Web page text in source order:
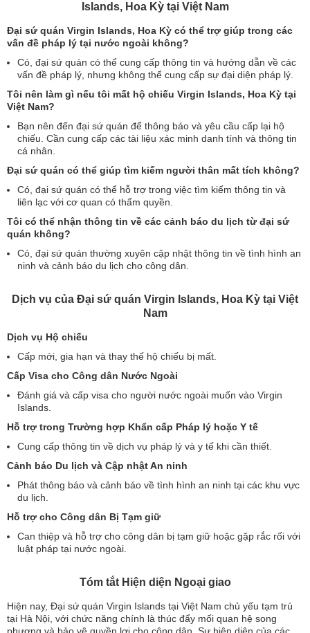
Islands, Hoa Kỳ tại Việt Nam
Đại sứ quán Virgin Islands, Hoa Kỳ có thể trợ giúp trong các
vấn đề pháp lý tại nước ngoài không?
Có, đại sứ quán có thể cung cấp thông tin và hướng dẫn về các
vấn đề pháp lý, nhưng không thể cung cấp sự đại diện pháp lý.
Tôi nên làm gì nếu tôi mất hộ chiếu Virgin Islands, Hoa Kỳ tại
Việt Nam?
Bạn nên đến đại sứ quán để thông báo và yêu cầu cấp lại hộ
chiếu. Cần cung cấp các tài liệu xác minh danh tính và thông tin
cá nhân.
Đại sứ quán có thể giúp tìm kiếm người thân mất tích không?
Có, đại sứ quán có thể hỗ trợ trong việc tìm kiếm thông tin và
liên lạc với cơ quan có thẩm quyền.
Tôi có thể nhận thông tin về các cảnh báo du lịch từ đại sứ
quán không?
Có, đại sứ quán thường xuyên cập nhật thông tin về tình hình an
ninh và cảnh báo du lịch cho công dân.
Dịch vụ của Đại sứ quán Virgin Islands, Hoa Kỳ tại Việt
Nam
Dịch vụ Hộ chiếu
Cấp mới, gia hạn và thay thế hộ chiếu bị mất.
Cấp Visa cho Công dân Nước Ngoài
Đánh giá và cấp visa cho người nước ngoài muốn vào Virgin
Islands.
Hỗ trợ trong Trường hợp Khẩn cấp Pháp lý hoặc Y tế
Cung cấp thông tin về dịch vụ pháp lý và y tế khi cần thiết.
Cảnh báo Du lịch và Cập nhật An ninh
Phát thông báo và cảnh báo về tình hình an ninh tại các khu vực
du lịch.
Hỗ trợ cho Công dân Bị Tạm giữ
Can thiệp và hỗ trợ cho công dân bị tạm giữ hoặc gặp rắc rối với
luật pháp tại nước ngoài.
Tóm tắt Hiện diện Ngoại giao
Hiện nay, Đại sứ quán Virgin Islands tại Việt Nam chủ yếu tạm trú
tại Hà Nội, với chức năng chính là thúc đẩy mối quan hệ song